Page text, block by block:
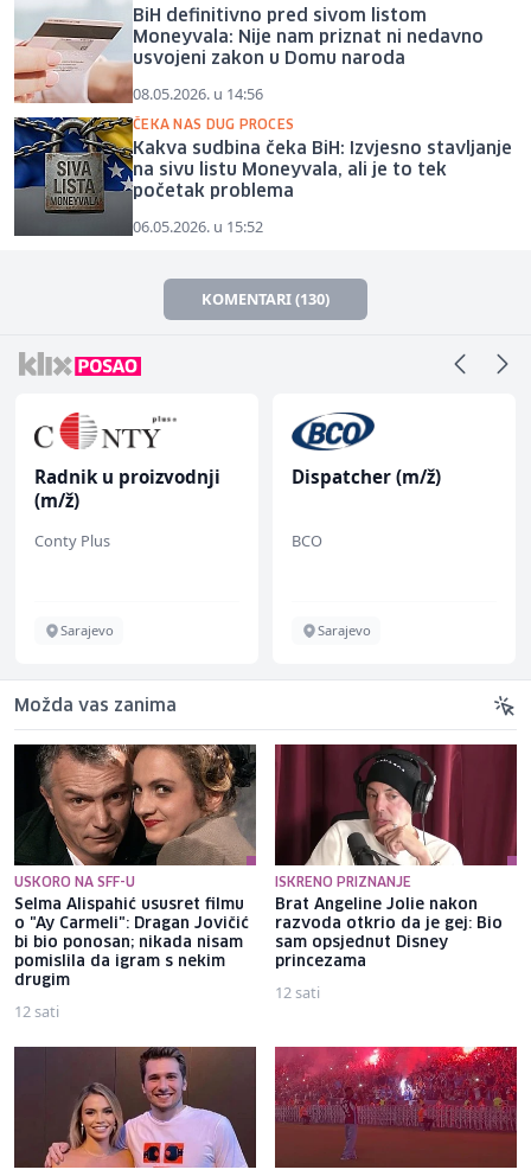
BiH definitivno pred sivom listom
Moneyvala: Nije nam priznat ni nedavno
usvojeni zakon u Domu naroda
08.05.2026. u 14:56
ČEKA NAS DUG PROCES
Kakva sudbina čeka BiH: Izvjesno stavljanje
na sivu listu Moneyvala, ali je to tek
početak problema
06.05.2026. u 15:52
KOMENTARI (130)
Radnik u proizvodnji
(m/ž)
Conty Plus
Sarajevo
Dispatcher (m/ž)
BCO
Sarajevo
Možda vas zanima
USKORO NA SFF-U
Selma Alispahić ususret filmu
o "Ay Carmeli": Dragan Jovičić
bi bio ponosan; nikada nisam
pomislila da igram s nekim
drugim
12 sati
ISKRENO PRIZNANJE
Brat Angeline Jolie nakon
razvoda otkrio da je gej: Bio
sam opsjednut Disney
princezama
12 sati